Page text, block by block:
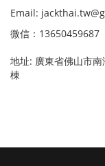
Email:
微信：13650459687
地址: 廣東省佛山市
棟